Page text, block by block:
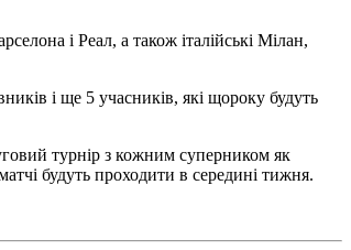
і Реал, а також італійські Мілан,
і ще 5 учасників, які щороку будуть
турнір з кожним суперником як
будуть проходити в середині тижня.